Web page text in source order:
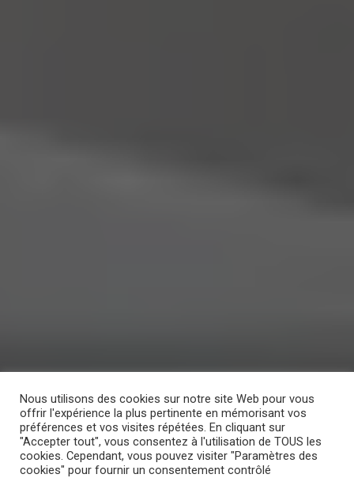
Nous utilisons des cookies sur notre site Web pour vous
offrir l'expérience la plus pertinente en mémorisant vos
préférences et vos visites répétées. En cliquant sur
"Accepter tout", vous consentez à l'utilisation de TOUS les
cookies. Cependant, vous pouvez visiter "Paramètres des
cookies" pour fournir un consentement contrôlé